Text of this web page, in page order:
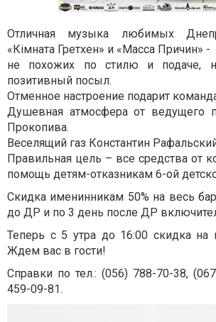
Отличная музыка любимых
«Кімната Гретхен» и «Масса Причин» -
не похожих по стилю и подаче,
позитивный посыл.
Отменное настроение подарит
Душевная атмосфера от ведущего
Прокопива.
Веселящий газ Константин
Правильная цель – все средства от
помощь детям-отказникам 6-ой
Скидка именинникам 50% на весь
до ДР и по 3 день после ДР
Теперь с 5 утра до 16:00 скидка
Ждем вас в гости!
Справки по тел.: (056) 788-70-38,
459-09-81.